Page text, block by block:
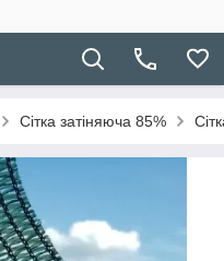
Сітка затіняюча 85%